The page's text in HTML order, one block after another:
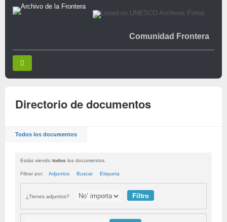
Comunidad Frontera
Directorio de documentos
Todos los documentos
Estás viendo todos los documentos.
Filtrar por: Adjuntos Buscar Etiqueta
¿Tienes adjuntos?